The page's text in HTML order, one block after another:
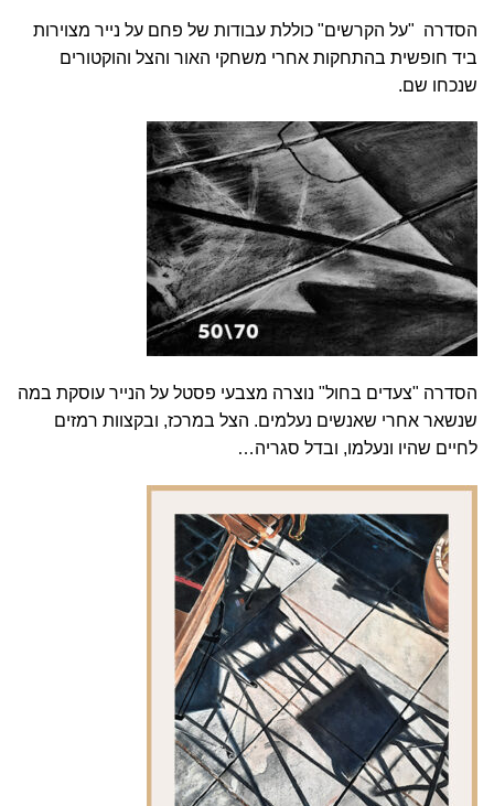
הסדרה "על הקרשים" כוללת עבודות של פחם על נייר מצוירות
ביד חופשית בהתחקות אחרי משחקי האור והצל והוקטורים
שנכחו שם.
הסדרה "צעדים בחול" נוצרה מצבעי פסטל על הנייר עוסקת במה
שנשאר אחרי שאנשים נעלמים. הצל במרכז, ובקצוות רמזים
לחיים שהיו ונעלמו, ובדל סגריה…